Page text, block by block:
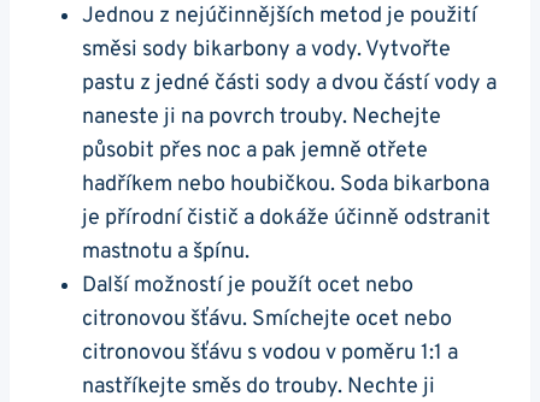
Jednou⁢ z nejúčinnějších metod je ‍použití
směsi​ sody bikarbony a vody. Vytvořte
pastu z jedné části ​sody a dvou částí vody a​
naneste ji na povrch trouby. Nechejte
působit přes noc a pak jemně otřete
hadříkem‍ nebo houbičkou. Soda bikarbona
je přírodní čistič a dokáže účinně odstranit
mastnotu a špínu.
Další možností je použít ocet⁣ nebo‌
citronovou šťávu. Smíchejte ​ocet nebo
‍citronovou⁣ šťávu s vodou v poměru 1:1 a
nastříkejte ‍směs do⁣ trouby. Nechte ji